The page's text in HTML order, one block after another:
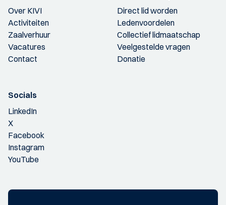
Over KIVI
Activiteiten
Zaalverhuur
Vacatures
Contact
Direct lid worden
Ledenvoordelen
Collectief lidmaatschap
Veelgestelde vragen
Donatie
Socials
LinkedIn
X
Facebook
Instagram
YouTube